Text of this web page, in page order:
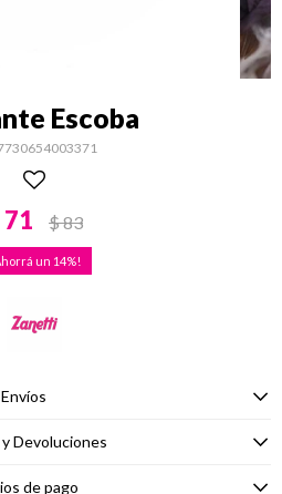
Escoba
71 $83
14
Envíos
Devoluciones
de pago